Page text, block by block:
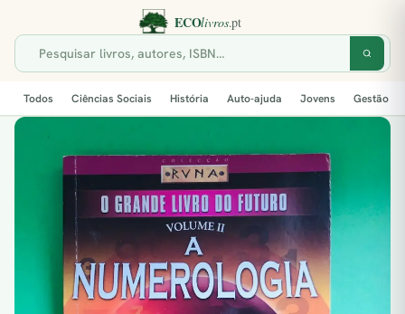
Todos Ciências Sociais História Auto-ajuda Jovens Gestão